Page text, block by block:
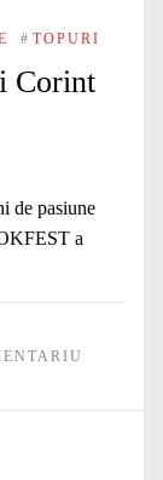
# TOPURI
Corint
de pasiune
a